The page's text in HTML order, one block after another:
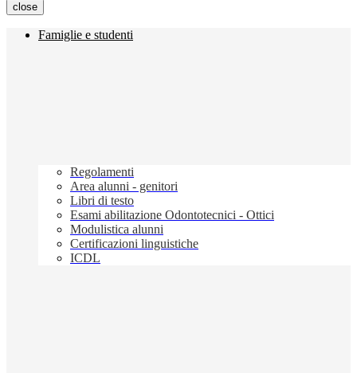
close
Famiglie e studenti
Regolamenti
Area alunni - genitori
Libri di testo
Esami abilitazione Odontotecnici - Ottici
Modulistica alunni
Certificazioni linguistiche
ICDL